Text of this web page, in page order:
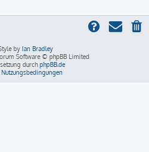
by Ian Bradley
Software © phpBB Limited
durch phpBB.de
Nutzungsbedingungen